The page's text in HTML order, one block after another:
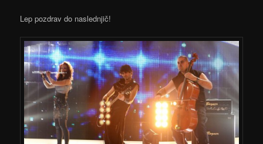
Lep pozdrav do naslednjič!